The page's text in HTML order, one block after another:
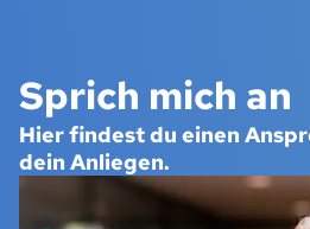
Sprich mich an
Hier findest du einen
dein Anliegen.